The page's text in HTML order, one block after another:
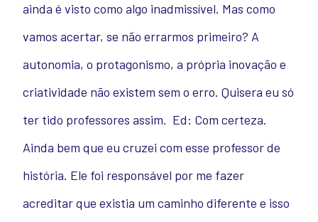
ainda é visto como algo inadmissível. Mas como
vamos acertar, se não errarmos primeiro? A
autonomia, o protagonismo, a própria inovação e
criatividade não existem sem o erro. Quisera eu só
ter tido professores assim. Ed: Com certeza.
Ainda bem que eu cruzei com esse professor de
história. Ele foi responsável por me fazer
acreditar que existia um caminho diferente e isso